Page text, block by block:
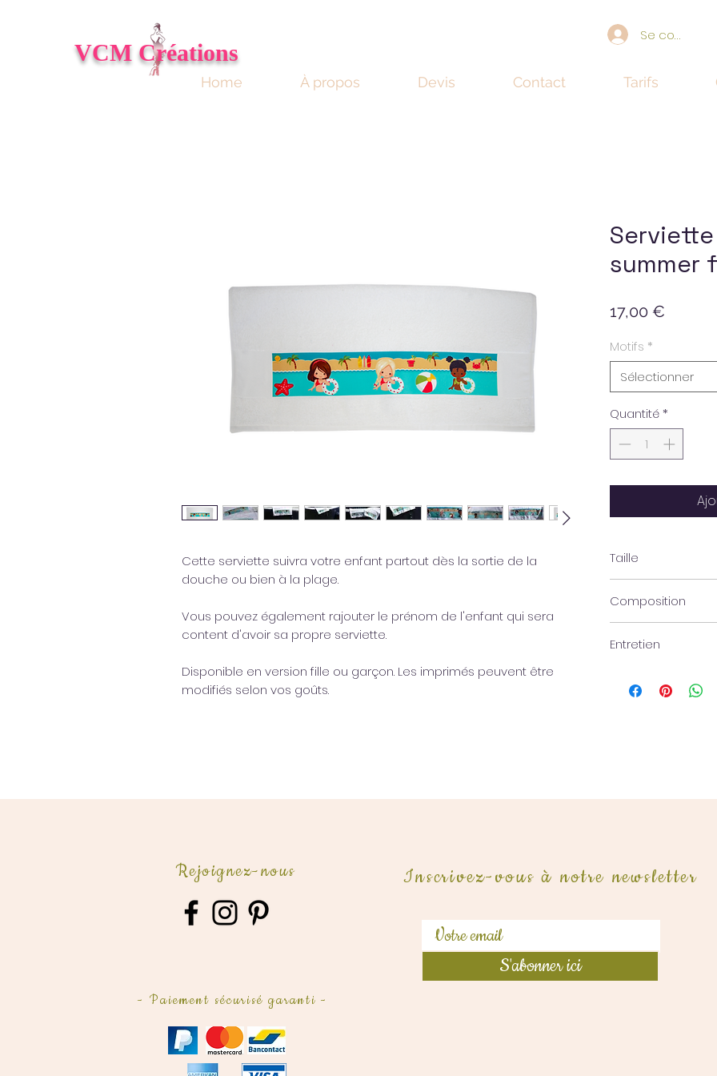
Home À propos Devis Contact Tarifs
Se
VCM Créations
Cette serviette suivra votre enfant partout dès la sortie de la
douche ou bien à la plage.
Vous pouvez également rajouter le prénom de l'enfant qui sera
content d'avoir sa propre serviette.
Disponible en version fille ou garçon. Les imprimés peuvent être
modifiés selon vos goûts.
summer
17,00 €
Motifs *
Sélectionner
Quantité*
Taille
Composition
Eponge 100% Coton
Entretien
Rejoignez-nous
- Paiement sécurisé garanti -
Inscrivez-vous à notre newsletter
S'abonner ici